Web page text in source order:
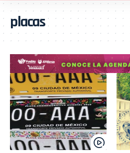
placas